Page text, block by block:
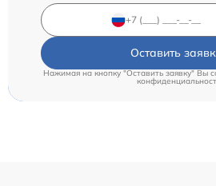
Оставить
Нажимая на кнопку "Оставить заявку" Вы